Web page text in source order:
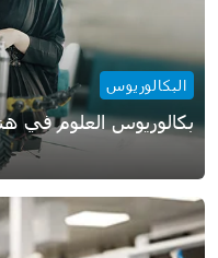
البكالوريوس
بكالوريوس العلوم في